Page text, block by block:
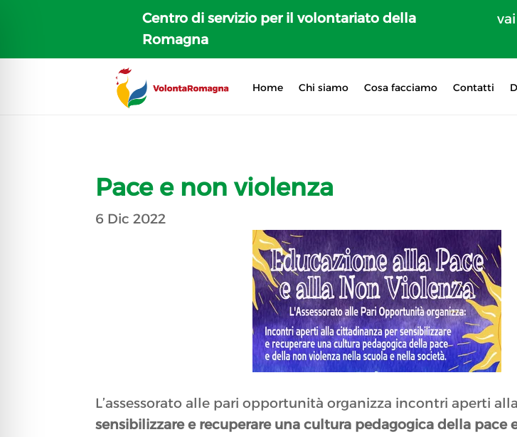
Centro di servizio per il volontariato della
Romagna
Home Chi siamo Cosa facciamo Contatti
Pace e non violenza
6 Dic 2022
L’assessorato alle pari opportunità organizza incontri aperti
sensibilizzare e recuperare una cultura pedagogica della pace